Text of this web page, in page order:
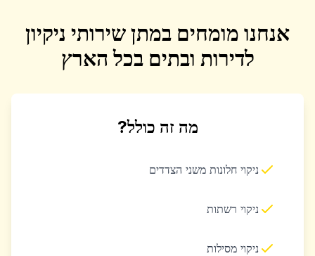
אנחנו מומחים במתן שירותי ניקיון
לדירות ובתים בכל הארץ
מה זה כולל?
ניקוי חלונות משני הצדדים
ניקוי רשתות
ניקוי מסילות